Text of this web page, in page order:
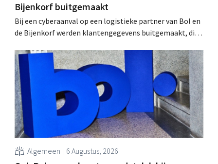
Bijenkorf buitgemaakt
Bij een cyberaanval op een logistieke partner van Bol en
de Bijenkorf werden klantengegevens buitgemaakt, die
De retailers roepen klanten op alert te zijn voor
phishing.
Algemeen 6 Augustus, 2026